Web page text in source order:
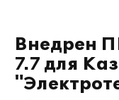
Внедрен
7.7 для